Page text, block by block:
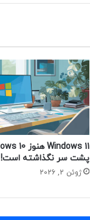
پشت سر نگذاشته است!
ژوئن 2, 2026